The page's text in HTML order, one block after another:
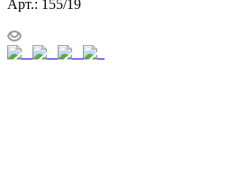
Арт.: 155/19